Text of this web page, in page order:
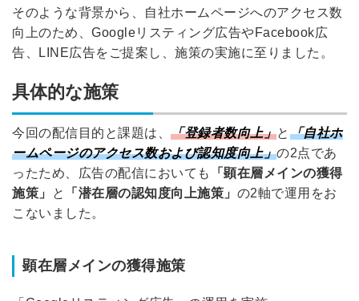
そのような背景から、自社ホームページへのアクセス数
向上のため、Googleリスティング広告やFacebook広
告、LINE広告をご提案し、施策の実施に至りました。
具体的な施策
今回の配信目的と課題は、 「登録者数向上」と 「自社ホ
ームページのアクセス数および認知度向上」の2点であ
ったため、広告の配信においても
「顕在層メインの獲得
施策」
と 「潜在層の認知度向上施策」 の2軸で運用をお
こないました。
顕在層メインの獲得施策